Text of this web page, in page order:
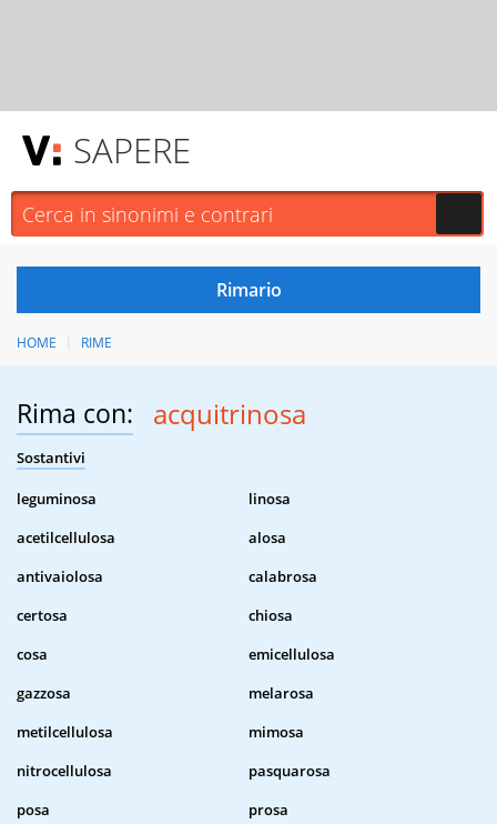
SAPERE
HOME RIME
Rima con: acquitrinosa
Sostantivi
leguminosa
linosa
acetilcellulosa
alosa
antivaiolosa
calabrosa
certosa
chiosa
cosa
emicellulosa
gazzosa
melarosa
metilcellulosa
mimosa
nitrocellulosa
pasquarosa
posa
prosa